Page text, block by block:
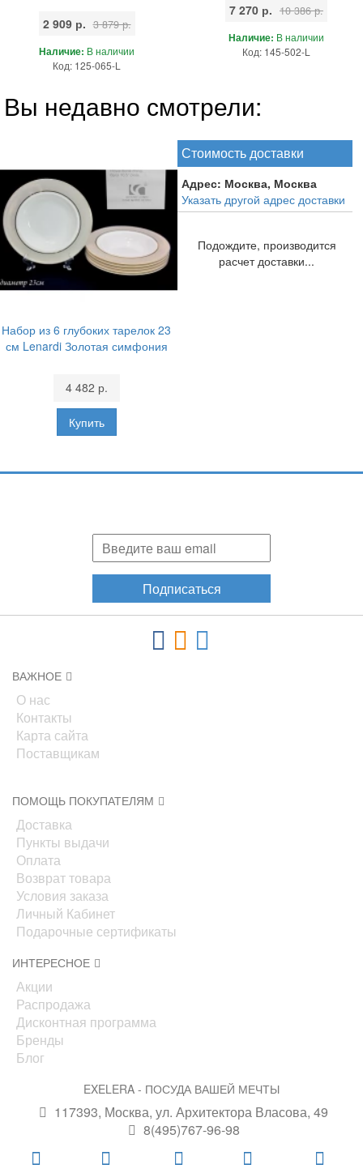
2 909 р. 3 879 р.
Наличие: В наличии
Код: 125-065-L
7 270 р. 10 386 р.
Наличие: В наличии
Код: 145-502-L
Вы недавно смотрели:
Набор из 6 глубоких тарелок 23
см Lenardi Золотая симфония
4 482 р.
Стоимость доставки
Адрес: Москва, Москва
Указать другой адрес доставки
Подождите, производится
расчет доставки...
Подписаться
ВАЖНОЕ
О нас
Контакты
Карта сайта
Поставщикам
ПОМОЩЬ ПОКУПАТЕЛЯМ
Доставка
Пункты выдачи
Оплата
Возврат товара
Условия заказа
Личный Кабинет
Подарочные сертификаты
ИНТЕРЕСНОЕ
Акции
Распродажа
Дисконтная программа
Бренды
Блог
EXELERA - ПОСУДА ВАШЕЙ МЕЧТЫ
117393, Москва, ул. Архитектора Власова, 49
8(495)767-96-98
info@exelera.ru